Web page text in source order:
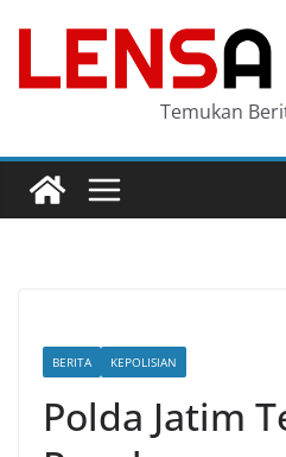
content
Temukan
BERITA KEPOLISIAN
Polda Jatim